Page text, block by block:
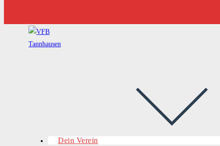
Dein Verein